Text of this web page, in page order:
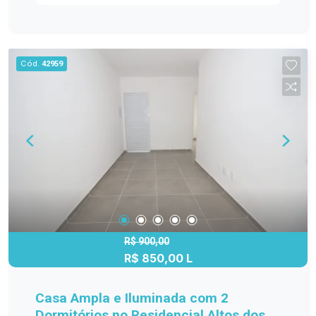
Diferenciais Casa nova, pronta para morar;
Excelente iluminação natural e boa circulação de
ar; Condomínio seguro, ambiente tranquilo e
acesso ao transporte, comércio e serviços
Restaurante Estrela; Mercados, escolas e demais
comércios locais; Venha aproveitar todo o
conforto e praticidade que este imóvel oferece.
Agende sua visita e venha conhecer
Cód. 42959
R$ 900,00
R$ 850,00 L
Casa Ampla e Iluminada com 2